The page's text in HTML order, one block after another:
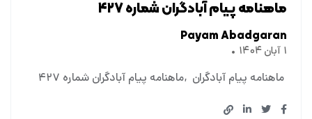
ماهنامه پیام آبادگران شماره ۴۲۷
Payam Abadgaran
۱ آبان ۱۴۰۴
ماهنامه پیام آبادگران ماهنامه پیام آبادگران شماره ۴۲۷